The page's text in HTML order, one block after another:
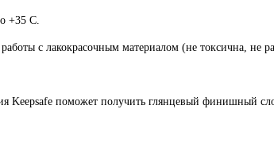
+35 С.
с лакокрасочным материалом (не токсична, не
Keepsafe поможет получить глянцевый финишный